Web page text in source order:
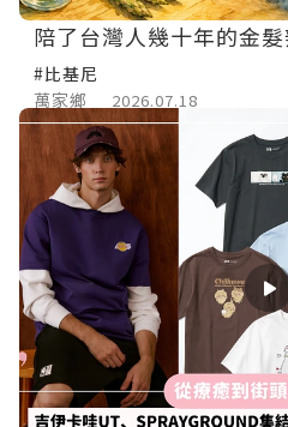
陪了台灣人幾十年的金
#比基尼
萬家鄉
2026.07.18